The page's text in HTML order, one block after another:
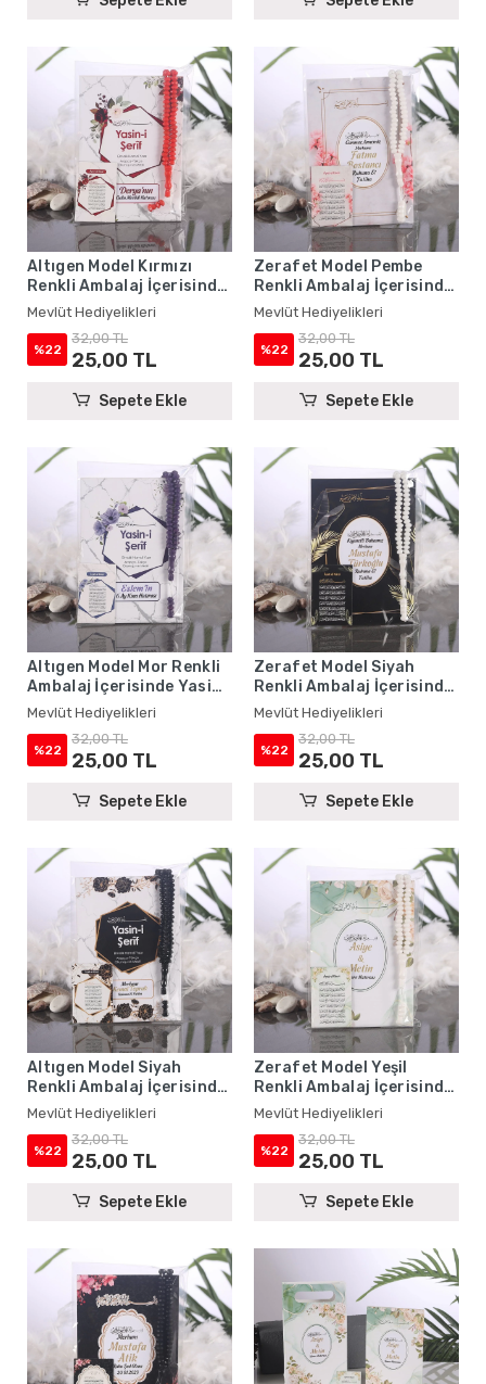
Altıgen Model Kırmızı
Renkli Ambalaj İçerisinde
Yasin Kitabı, Magnet ve
Tesbih - Mevlüt
Hediyelikleri
Mevlüt Hediyelikleri
%22
32,00 TL
25,00 TL
Sepete Ekle
Zerafet Model Pembe
Renkli Ambalaj İçerisinde
Yasin Kitabı, Magnet ve
Tesbih - Mevlüt
Hediyelikleri
Mevlüt Hediyelikleri
%22
32,00 TL
25,00 TL
Sepete Ekle
Altıgen Model Mor Renkli
Ambalaj İçerisinde Yasin
Kitabı, Magnet ve Tesbih -
Mevlüt Hediyelikleri
Mevlüt Hediyelikleri
%22
32,00 TL
25,00 TL
Sepete Ekle
Zerafet Model Siyah
Renkli Ambalaj İçerisinde
Yasin Kitabı, Magnet ve
Tesbih - Mevlüt
Hediyelikleri
Mevlüt Hediyelikleri
%22
32,00 TL
25,00 TL
Sepete Ekle
Altıgen Model Siyah
Renkli Ambalaj İçerisinde
Yasin Kitabı, Magnet ve
Tesbih - Mevlüt
Hediyelikleri
Mevlüt Hediyelikleri
%22
32,00 TL
25,00 TL
Sepete Ekle
Zerafet Model Yeşil
Renkli Ambalaj İçerisinde
Yasin Kitabı, Magnet ve
Tesbih - Mevlüt
Hediyelikleri
Mevlüt Hediyelikleri
%22
32,00 TL
25,00 TL
Sepete Ekle